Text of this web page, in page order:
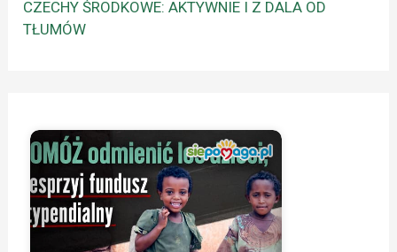
CZECHY ŚRODKOWE: AKTYWNIE I Z DALA OD
TŁUMÓW